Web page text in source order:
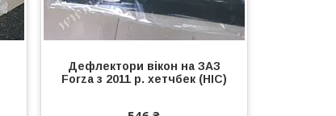
Дефлектори вікон на ЗАЗ
Forza з 2011 р. хетчбек (HIC)